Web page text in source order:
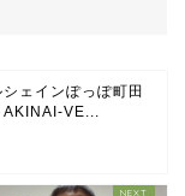
ェインぽっぽ町田
VE...